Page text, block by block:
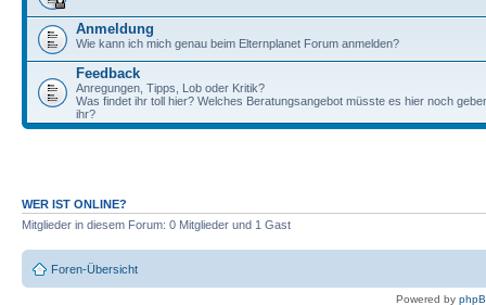
Anmeldung
Wie kann ich mich genau beim Elternplanet Forum anmelden?
Feedback
Anregungen, Tipps, Lob oder Kritik?
Was findet ihr toll hier? Welches Beratungsangebot müsste es hier noch
ihr?
WER IST ONLINE?
Mitglieder in diesem Forum: 0 Mitglieder und 1 Gast
Foren-Übersicht
Powered by